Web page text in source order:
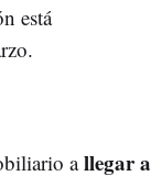
está
allegar a